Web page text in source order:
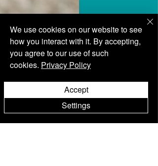
We use cookies on our website to see
how you interact with it. By accepting,
you agree to our use of such
cookies. Privacy Policy
Settings
Accept